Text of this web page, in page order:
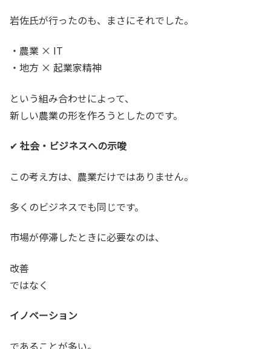
岩佐氏が行ったのも、まさにそれでした。
・農業 × IT
・地方 × 起業家精神
という組み合わせによって、
新しい農業の形を作ろうとしたのです。
✔ 社会・ビジネスへの示唆
この考え方は、農業だけではありません。
多くのビジネスでも同じです。
市場が停滞したときに必要なのは、
改善
ではなく
イノベーション
であることが多い。